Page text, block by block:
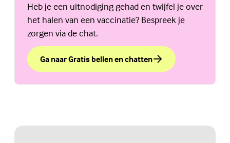
Heb je een uitnodiging gehad en twijfel je over
het halen van een vaccinatie? Bespreek je
zorgen via de chat.
Ga naar Gratis bellen en chatten
over Wel of geen prik?
(Externe link)